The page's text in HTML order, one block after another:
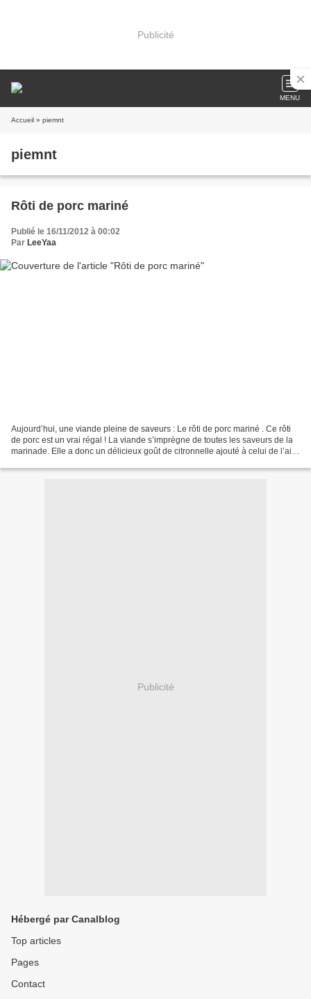
Publicité
MENU
Accueil » piemnt
piemnt
Rôti de porc mariné
Publié le 16/11/2012 à 00:02
Par LeeYaa
Aujourd’hui, une viande pleine de saveurs : Le rôti de porc mariné . Ce rôti
de porc est un vrai régal ! La viande s’imprègne de toutes les saveurs de la
marinade. Elle a donc un délicieux goût de citronnelle ajouté à celui de l’ail
Publicité
Hébergé par Canalblog
Top articles
Pages
Contact